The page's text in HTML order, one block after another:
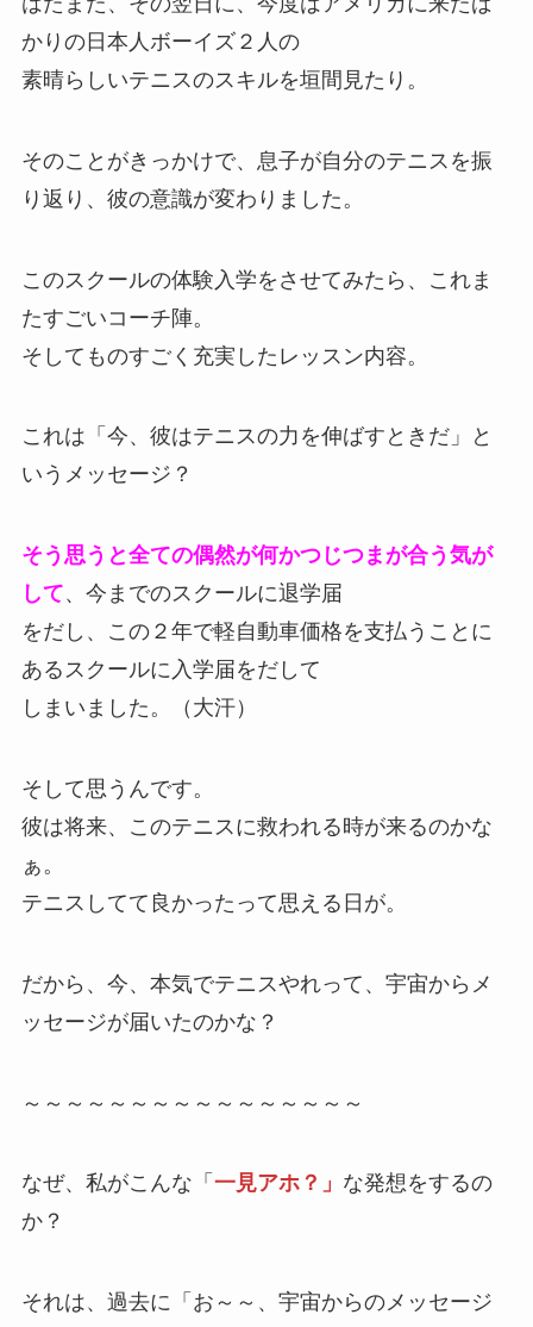
かりの日本人ボーイズ２人の
素晴らしいテニスのスキルを垣間見たり。
そのことがきっかけで、息子が自分のテニスを振
り返り、彼の意識が変わりました。
このスクールの体験入学をさせてみたら、これま
たすごいコーチ陣。
そしてものすごく充実したレッスン内容。
これは「今、彼はテニスの力を伸ばすときだ」と
いうメッセージ？
そう思うと全ての偶然が何かつじつまが合う気が
して、今までのスクールに退学届
をだし、この２年で軽自動車価格を支払うことに
あるスクールに入学届をだして
しまいました。（大汗）
そして思うんです。
彼は将来、このテニスに救われる時が来るのかな
ぁ。
テニスしてて良かったって思える日が。
だから、今、本気でテニスやれって、宇宙からメ
ッセージが届いたのかな？
～～～～～～～～～～～～～～～～
なぜ、私がこんな「 一見アホ？」 な発想をするの
か？
それは、過去に「お～～、宇宙からのメッセージ